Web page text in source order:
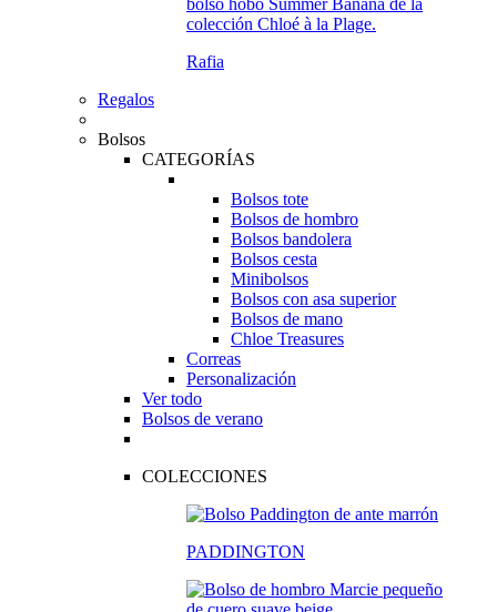
Rafia
Regalos
Bolsos
CATEGORÍAS
Bolsos tote
Bolsos de hombro
Bolsos bandolera
Bolsos cesta
Minibolsos
Bolsos con asa superior
Bolsos de mano
Chloe Treasures
Correas
Personalización
Ver todo
Bolsos de verano
COLECCIONES
PADDINGTON